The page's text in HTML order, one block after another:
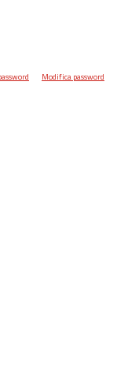
Modifica password